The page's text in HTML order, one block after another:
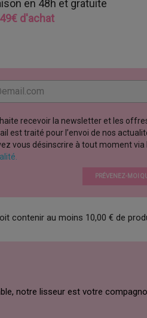
en 48h et gratuite
49€ d'achat
recevoir la newsletter et les
est traité pour l’envoi de nos
vous désinscrire à tout moment via
PRÉVENEZ-MOI
contenir au moins 10,00 € de
notre lisseur est votre